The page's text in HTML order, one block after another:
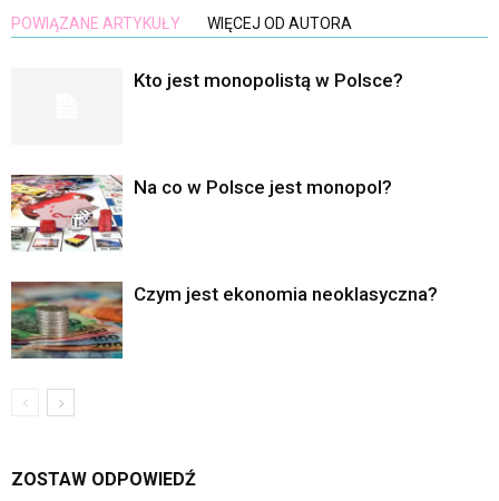
POWIĄZANE ARTYKUŁY WIĘCEJ OD AUTORA
Kto jest monopolistą w Polsce?
Na co w Polsce jest monopol?
Czym jest ekonomia neoklasyczna?
ZOSTAW ODPOWIEDŹ